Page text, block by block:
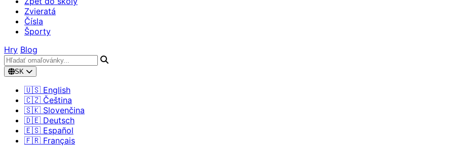
Zvieratá
Čísla
Športy
Hry Blog
SK
🇺🇸 English
🇨🇿 Čeština
🇸🇰 Slovenčina
🇩🇪 Deutsch
🇪🇸 Español
🇫🇷 Français